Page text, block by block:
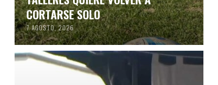
CORTARSE SOLO
7 AGOSTO, 2026